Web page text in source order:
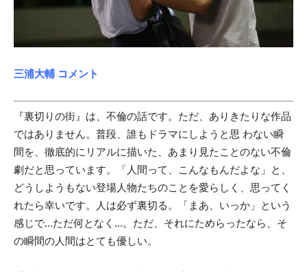
三浦大輔 コメント
『裏切りの街』は、不倫の話です。ただ、ありきたりな作品
ではありません。普段、誰もドラマにしようと思 わない瞬
間を、徹底的にリアルに描いた、あまり見たことのない不倫
劇だと思っています。「人間って、こんなもんだよな」と、
どうしようもない登場人物たちのことを愛らしく、思ってく
れたら幸いです。人は必ず裏切る。「まあ、いっか」という
感じで...ただ何となく...。ただ、それにためらったなら、そ
の瞬間の人間はとても優しい。